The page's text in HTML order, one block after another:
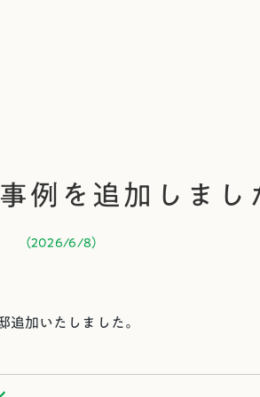
例を追加しまし
（2026/6/8）
加いたしました。